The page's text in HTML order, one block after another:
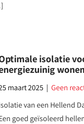
isolatie
maart 2025 |Geen
van een Hellend
goed geïsoleerd